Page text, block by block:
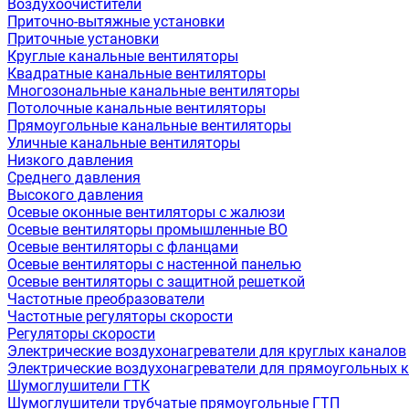
Воздухоочистители
Приточно-вытяжные установки
Приточные установки
Круглые канальные вентиляторы
Квадратные канальные вентиляторы
Многозональные канальные вентиляторы
Потолочные канальные вентиляторы
Прямоугольные канальные вентиляторы
Уличные канальные вентиляторы
Низкого давления
Среднего давления
Высокого давления
Осевые оконные вентиляторы с жалюзи
Осевые вентиляторы промышленные ВО
Осевые вентиляторы с фланцами
Осевые вентиляторы с настенной панелью
Осевые вентиляторы с защитной решеткой
Частотные преобразователи
Частотные регуляторы скорости
Регуляторы скорости
Электрические воздухонагреватели для круглых каналов
Электрические воздухонагреватели для прямоугольных
Шумоглушители ГТК
Шумоглушители трубчатые прямоугольные ГТП